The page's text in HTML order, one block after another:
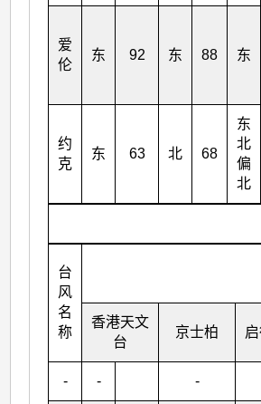
爱
伦
东 92 东 88 东
约
克
东 63 北 68
东
北
偏
北
台
风
名
称
香港天文
台
京士柏
- - -